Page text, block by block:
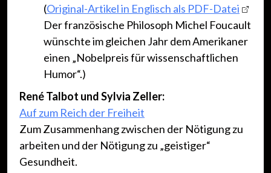
(Original-Artikel in Englisch als PDF-Datei
Der französische Philosoph Michel Foucault
wünschte im gleichen Jahr dem Amerikaner
einen „Nobelpreis für wissenschaftlichen
Humor“.)
René Talbot und Sylvia Zeller:
Auf zum Reich der Freiheit
Zum Zusammenhang zwischen der Nötigung zu
arbeiten und der Nötigung zu „geistiger“
Gesundheit.